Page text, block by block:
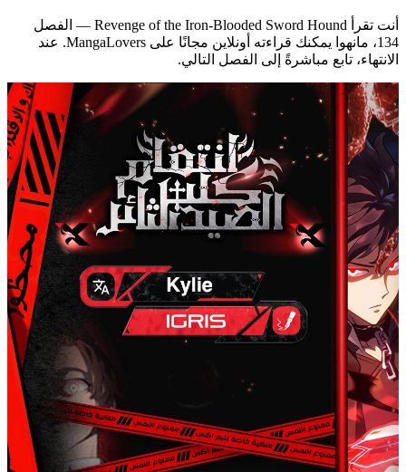
أنت تقرأ Revenge of the Iron-Blooded Sword Hound — الفصل
134، مانهوا يمكنك قراءته أونلاين مجانًا على MangaLovers.
عند
الانتهاء، تابع مباشرةً إلى الفصل التالي.